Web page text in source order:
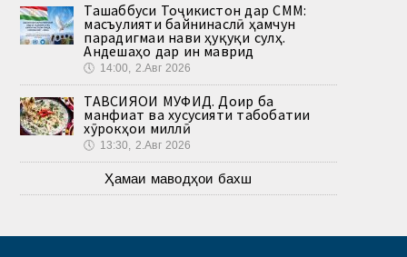
Ташаббуси Тоҷикистон дар СММ:
масъулияти байнинаслӣ ҳамчун
парадигмаи нави ҳуқуқи сулҳ.
Андешаҳо дар ин маврид
🕔 14:00, 2.Авг 2026
ТАВСИЯҲОИ МУФИД. Доир ба
манфиат ва хусусияти табобатии
хӯрокҳои миллӣ
🕔 13:30, 2.Авг 2026
Ҳамаи маводҳои бахш